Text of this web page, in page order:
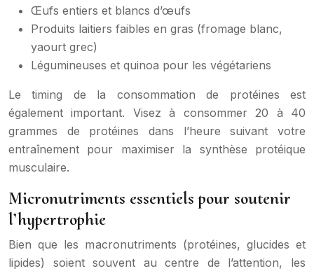
Œufs entiers et blancs d’œufs
Produits laitiers faibles en gras (fromage blanc,
yaourt grec)
Légumineuses et quinoa pour les végétariens
Le timing de la consommation de protéines est
également important. Visez à consommer 20 à 40
grammes de protéines dans l’heure suivant votre
entraînement pour maximiser la synthèse protéique
musculaire.
Micronutriments essentiels pour soutenir
l’hypertrophie
Bien que les macronutriments (protéines, glucides et
lipides) soient souvent au centre de l’attention, les